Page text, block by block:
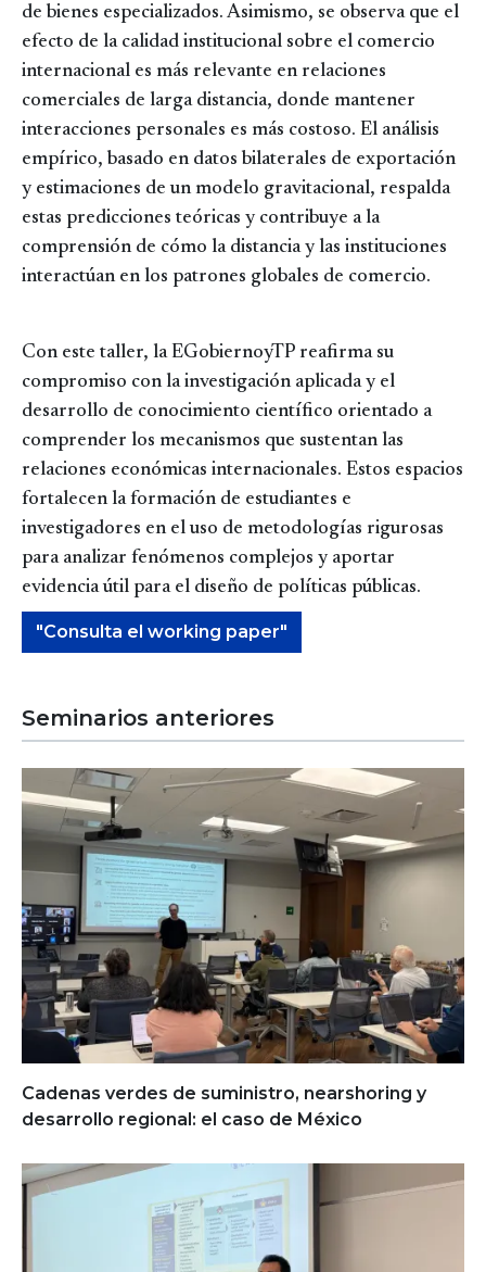
de bienes especializados. Asimismo, se observa que el
efecto de la calidad institucional sobre el comercio
internacional es más relevante en relaciones
comerciales de larga distancia, donde mantener
interacciones personales es más costoso. El análisis
empírico, basado en datos bilaterales de exportación
y estimaciones de un modelo gravitacional, respalda
estas predicciones teóricas y contribuye a la
comprensión de cómo la distancia y las instituciones
interactúan en los patrones globales de comercio.
Con este taller, la EGobiernoyTP reafirma su
compromiso con la investigación aplicada y el
desarrollo de conocimiento científico orientado a
comprender los mecanismos que sustentan las
relaciones económicas internacionales. Estos espacios
fortalecen la formación de estudiantes e
investigadores en el uso de metodologías rigurosas
para analizar fenómenos complejos y aportar
evidencia útil para el diseño de políticas públicas.
"Consulta el working paper"
Seminarios anteriores
Cadenas verdes de suministro, nearshoring y
desarrollo regional: el caso de México